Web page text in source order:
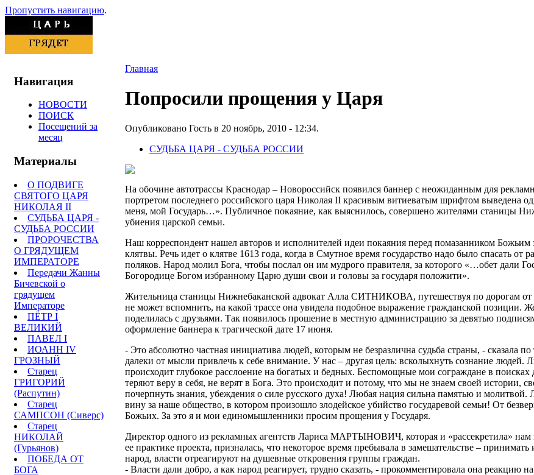
Пропустить навигацию.
Навигация
НОВОСТИ
ПОИСК
Посещений за
месяц
Материалы
О ПОДВИГЕ
СВЯТОГО ЦАРЯ
НИКОЛАЯ II
СУДЬБА ЦАРЯ -
СУДЬБА РОССИИ
ПРОРОЧЕСТВА
О ГРЯДУЩЕМ
ИМПЕРАТОРЕ
Передачи Жанны
Бичевской о
грядущем
Императоре
ПЁТР I
ВЕЛИКИЙ
ПАВЕЛ I
ИОАНН IV
ГРОЗНЫЙ
Старец
ГРИГОРИЙ
(Распутин)
Старец
САМПСОН (Сиверс)
Старец
НИКОЛАЙ
(Гурьянов)
ПОБЕДА ОТ
БОГА
Главная
Попросили прощения у Царя
Опубликовано Гость в 20 ноябрь, 2010 - 12:34.
СУДЬБА ЦАРЯ - СУДЬБА РОССИИ
На обочине автотрассы Краснодар – Новороссийск появился баннер с неожиданным для
портретом последнего российского царя Николая II красивым витиеватым шрифтом выведена
меня, мой Государь…». Публичное покаяние, как выяснилось, совершено жителями станицы
убиения царской семьи.
Наш корреспондент нашел авторов и исполнителей идеи покаяния перед помазанником Божьим
клятвы. Речь идет о клятве 1613 года, когда в Смутное время государство надо было спасать от
поляков. Народ молил Бога, чтобы послал он им мудрого правителя, за которого «…обет дали
Богородице Богом избранному Царю души свои и головы за государя положити».
Жительница станицы Нижнебаканской адвокат Алла СИТНИКОВА, путешествуя по дорогам
не может вспомнить, на какой трассе она увидела подобное выражение гражданской позиции.
поделилась с друзьями. Так появилось прошение в местную администрацию за девятью
оформление баннера к трагической дате 17 июня.
- Это абсолютно частная инициатива людей, которым не безразлична судьба страны, - сказала
далеки от мысли привлечь к себе внимание. У нас – другая цель: всколыхнуть сознание людей.
происходит глубокое расслоение на богатых и бедных. Беспомощные мои сограждане в поисках
теряют веру в себя, не верят в Бога. Это происходит и потому, что мы не знаем своей истории,
почерпнуть знания, убеждения о силе русского духа! Любая нация сильна памятью и молитвой.
вину за наше общество, в котором произошло злодейское убийство государевой семьи! От
Божьих. За это я и мои единомышленники просим прощения у Государя.
Директор одного из рекламных агентств Лариса МАРТЫНОВИЧ, которая и «рассекретила» нам
ее практике проекта, призналась, что некоторое время пребывала в замешательстве –
народ, власти отреагируют на душевные откровения группы граждан.
- Власти дали добро, а как народ реагирует, трудно сказать, - прокомментировала она реакцию